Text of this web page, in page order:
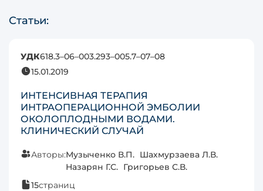
Статьи:
УДК618.3–06–003.293–005.7–07–08
15.01.2019
ИНТЕНСИВНАЯ ТЕРАПИЯ
ИНТРАОПЕРАЦИОННОЙ ЭМБОЛИИ
ОКОЛОПЛОДНЫМИ ВОДАМИ.
КЛИНИЧЕСКИЙ СЛУЧАЙ
Авторы:Музыченко В.П. Шахмурзаева Л.В.
Назарян Г.С. Григорьев С.В.
15страниц